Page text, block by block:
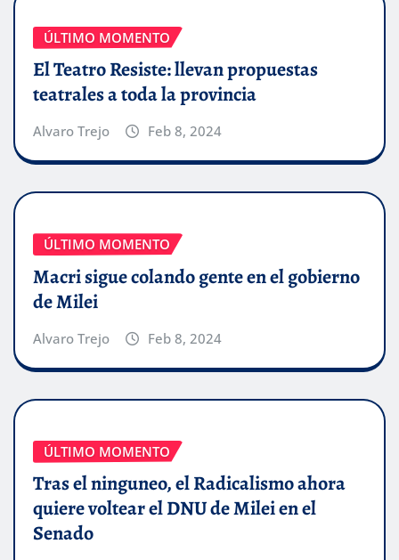
ÚLTIMO MOMENTO
El Teatro Resiste: llevan propuestas
teatrales a toda la provincia
Alvaro Trejo Feb 8, 2024
ÚLTIMO MOMENTO
Macri sigue colando gente en el gobierno
de Milei
Alvaro Trejo Feb 8, 2024
ÚLTIMO MOMENTO
Tras el ninguneo, el Radicalismo ahora
quiere voltear el DNU de Milei en el
Senado